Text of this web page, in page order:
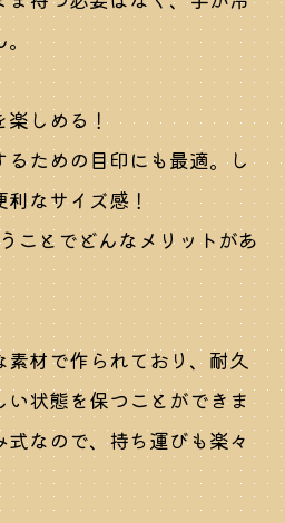
。
楽しめる！
ための目印にも最適。し
利なサイズ感！
ことでどんなメリットがあ
素材で作られており、耐久
状態を保つことができま
なので、持ち運びも楽々